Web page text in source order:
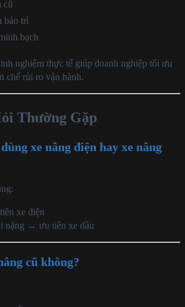
cũ
bảo trì
bạch
nghiệm thực tế giúp doanh nghiệp tối ưu
chế rủi ro vận hành.
Thường Gặp
xe nâng điện hay xe nâng
xe điện
nặng → ưu tiên xe dầu
cũ không?